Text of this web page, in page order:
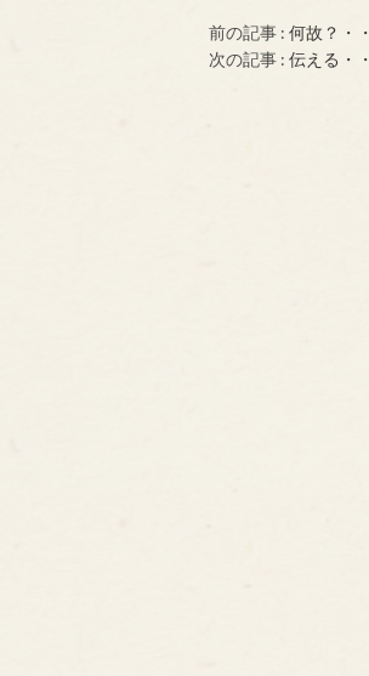
前の記事 : 何故？・・
次の記事 : 伝える・・